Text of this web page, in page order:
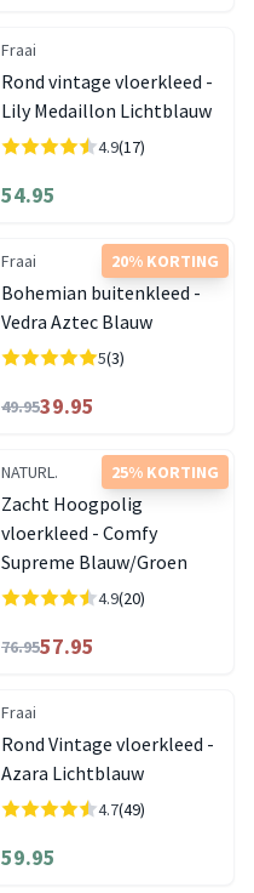
Fraai
Rond vintage vloerkleed -
Lily Medaillon Lichtblauw
4.9(17)
54.95
20% KORTING
Fraai
Bohemian buitenkleed -
Vedra Aztec Blauw
5(3)
49.9539.95
25% KORTING
NATURL.
Zacht Hoogpolig
vloerkleed - Comfy
Supreme Blauw/Groen
4.9(20)
76.9557.95
Fraai
Rond Vintage vloerkleed -
Azara Lichtblauw
4.7(49)
59.95